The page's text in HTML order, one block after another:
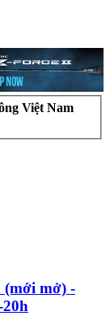
Việt Nam
(mới mở) -